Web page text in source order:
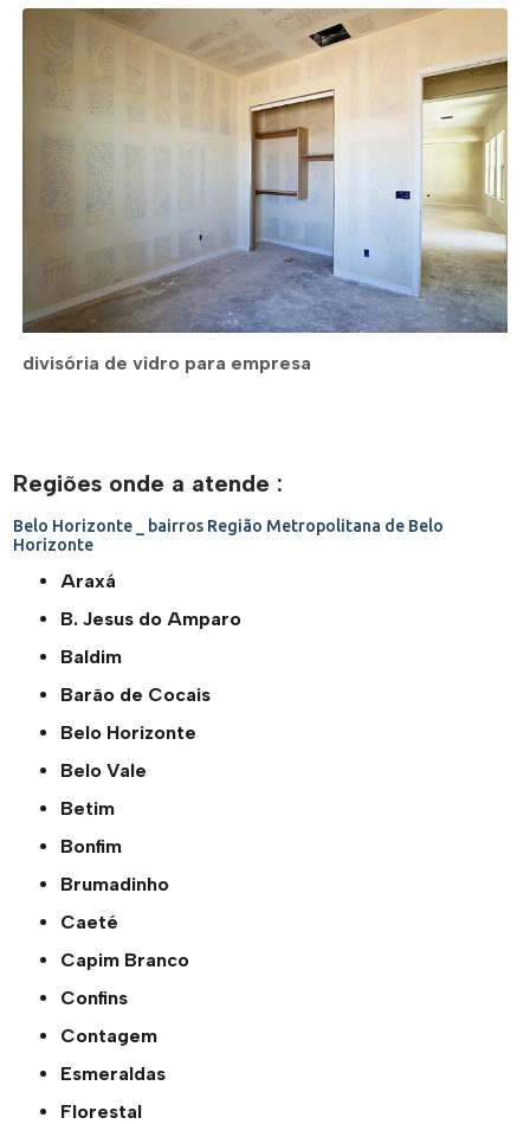
divisória de vidro para empresa
Regiões onde a atende :
Belo Horizonte _ bairros Região Metropolitana de Belo
Horizonte
Araxá
B. Jesus do Amparo
Baldim
Barão de Cocais
Belo Horizonte
Belo Vale
Betim
Bonfim
Brumadinho
Caeté
Capim Branco
Confins
Contagem
Esmeraldas
Florestal